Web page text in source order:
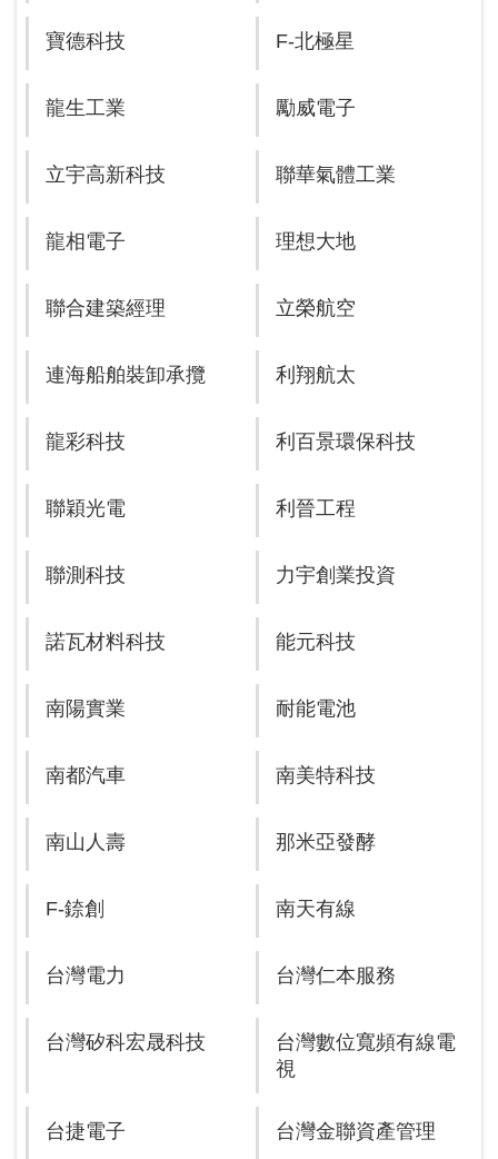
寶德科技 F-北極星
龍生工業 勵威電子
立宇高新科技 聯華氣體工業
龍相電子 理想大地
聯合建築經理 立榮航空
連海船舶裝卸承攬 利翔航太
龍彩科技 利百景環保科技
聯穎光電 利晉工程
聯測科技 力宇創業投資
諾瓦材料科技 能元科技
南陽實業 耐能電池
南都汽車 南美特科技
南山人壽 那米亞發酵
F-錼創 南天有線
台灣電力 台灣仁本服務
台灣矽科宏晟科技
台灣數位寬頻有線電
視
台捷電子 台灣金聯資產管理